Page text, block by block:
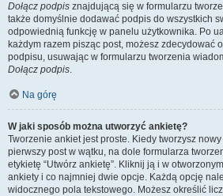
Dołącz podpis znajdującą się w formularzu
także domyślnie dodawać podpis do wszystkich
odpowiednią funkcję w panelu użytkownika. Po
każdym razem pisząc post, możesz zdecydować
podpisu, usuwając w formularzu tworzenia
Dołącz podpis.
Na górę
W jaki sposób można utworzyć ankietę?
Tworzenie ankiet jest proste. Kiedy tworzysz
pierwszy post w wątku, na dole formularza
etykietę “Utwórz ankietę”. Kliknij ją i w
ankiety i co najmniej dwie opcje. Każdą opcję
widocznego pola tekstowego. Możesz określić